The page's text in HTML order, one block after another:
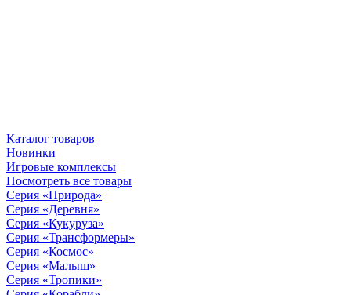
Каталог товаров
Новинки
Игровые комплексы
Посмотреть все товары
Серия «Природа»
Серия «Деревня»
Серия «Кукуруза»
Серия «Трансформеры»
Серия «Космос»
Серия «Малыш»
Серия «Тропики»